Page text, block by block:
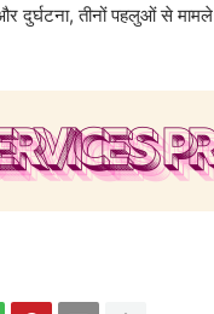
दुर्घटना, तीनों पहलुओं से